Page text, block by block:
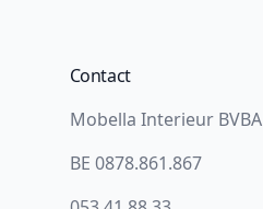
Contact
Mobella Interieur BVBA
BE 0878.861.867